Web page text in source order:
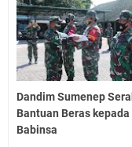
Dandim Sumenep
Bantuan Beras kepada
Babinsa